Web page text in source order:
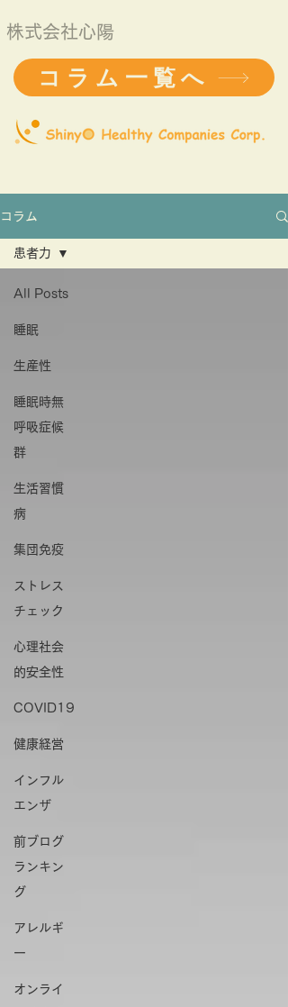
株式会社心陽
コラム一覧へ
コラム
All Posts
睡眠
生産性
睡眠時無
呼吸症候
群
生活習慣
病
集団免疫
ストレス
チェック
心理社会
的安全性
COVID19
健康経営
インフル
エンザ
前ブログ
ランキン
グ
アレルギ
ー
オンライ
患者力